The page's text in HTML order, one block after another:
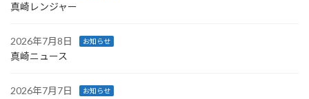
真崎レンジャー
2026年7月8日 お知らせ
真崎ニュース
2026年7月7日 お知らせ